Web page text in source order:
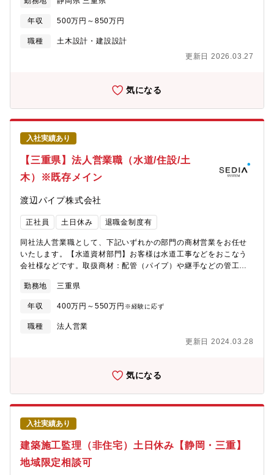
ります。※全国総合職の場合には北海道、東北、関東、中部、近
畿、中国、四国、九州、沖縄など全国の事業所へ将来的な転勤の
可能性がございます。（※初任地は希望考慮します）【中部の事
業所】
年収 500万円～850万円
職種
土木設計・建設設計
更新日 2026.03.27
気になる
入社実績あり
【三重県】法人営業職（水道/住設/土
木）※既存メイン
渡辺パイプ株式会社
正社員 土日休み 退職金制度有
同社法人営業職として、下記いずれかの部門の商材営業をお任せ
いたします。【水道資材部門】お客様は水道工事などをおこなう
会社様などです。取扱商材：配管（パイプ）や継手などの管工機
門】お客様は工務店様、リフォーム店様などです。取扱商材：住
宅設備や建材 等（ユニットバス・システムキッチンなどの住宅
設備、ドアや床材などの建材）【土木部門】お客様は水道工事を
行う土木工事店様などです。取扱商材：本管などの水道配管など
勤務地 三重県
年収 400万円～550万円 ※経験に応ず
職種
法人営業
更新日 2024.03.28
気になる
入社実績あり
建築施工監理（非住宅）土日休み【静岡・三重】
地域限定相談可